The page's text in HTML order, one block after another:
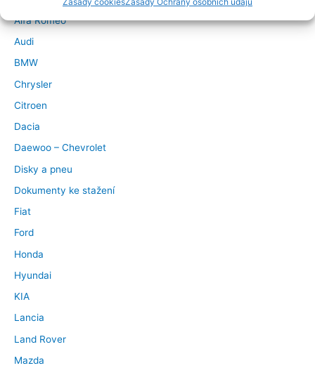
Alfa Romeo
Audi
BMW
Chrysler
Citroen
Dacia
Daewoo – Chevrolet
Disky a pneu
Dokumenty ke stažení
Fiat
Ford
Honda
Hyundai
KIA
Lancia
Land Rover
Mazda